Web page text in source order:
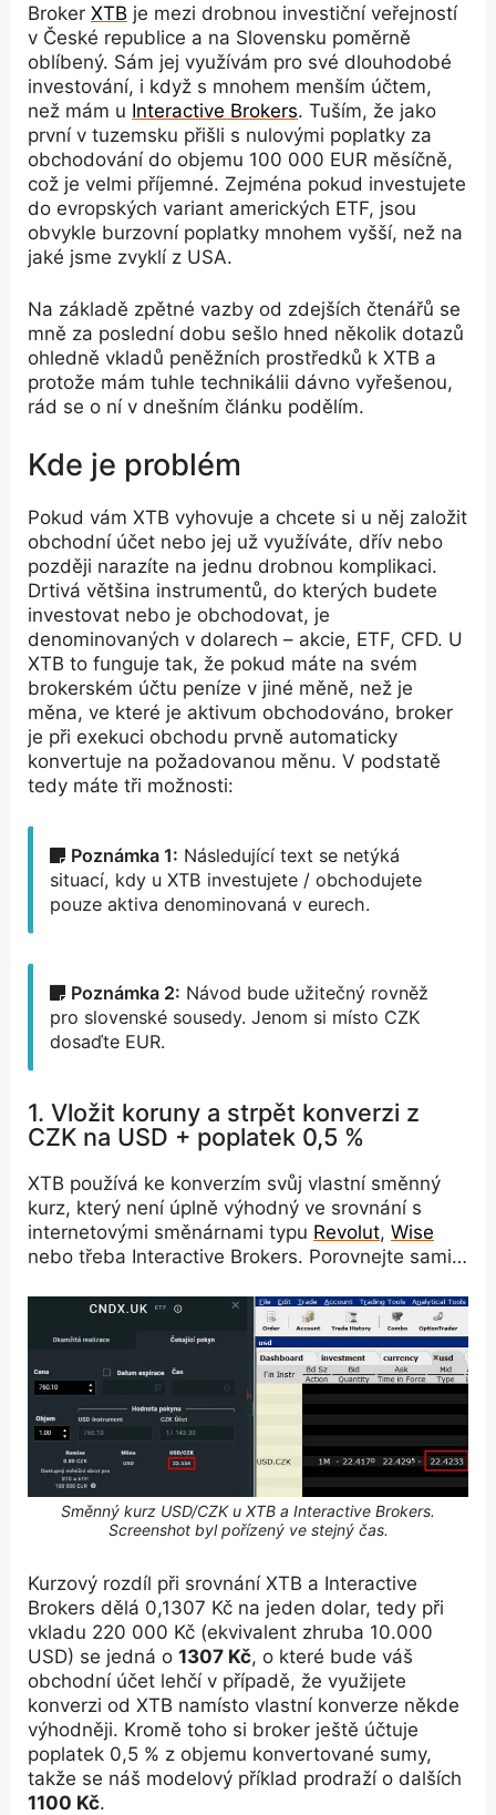
Broker XTB je mezi drobnou investiční veřejností
v České republice a na Slovensku poměrně
oblíbený. Sám jej využívám pro své dlouhodobé
investování, i když s mnohem menším účtem,
než mám u Interactive Brokers. Tuším, že jako
první v tuzemsku přišli s nulovými poplatky za
obchodování do objemu 100 000 EUR měsíčně,
což je velmi příjemné. Zejména pokud investujete
do evropských variant amerických ETF, jsou
obvykle burzovní poplatky mnohem vyšší, než na
jaké jsme zvyklí z USA.
Na základě zpětné vazby od zdejších čtenářů se
mně za poslední dobu sešlo hned několik dotazů
ohledně vkladů peněžních prostředků k XTB a
protože mám tuhle technikálii dávno vyřešenou,
rád se o ní v dnešním článku podělím.
Kde je problém
Pokud vám XTB vyhovuje a chcete si u něj založit
obchodní účet nebo jej už využíváte, dřív nebo
později narazíte na jednu drobnou komplikaci.
Drtivá většina instrumentů, do kterých budete
investovat nebo je obchodovat, je
denominovaných v dolarech – akcie, ETF, CFD. U
XTB to funguje tak, že pokud máte na svém
brokerském účtu peníze v jiné měně, než je
měna, ve které je aktivum obchodováno, broker
je při exekuci obchodu prvně automaticky
konvertuje na požadovanou měnu. V podstatě
tedy máte tři možnosti:
Poznámka 1: Následující text se netýká
situací, kdy u XTB investujete / obchodujete
pouze aktiva denominovaná v eurech.
Poznámka 2: Návod bude užitečný rovněž
pro slovenské sousedy. Jenom si místo CZK
dosaďte EUR.
1. Vložit koruny a strpět konverzi z
CZK na USD + poplatek 0,5 %
XTB používá ke konverzím svůj vlastní směnný
kurz, který není úplně výhodný ve srovnání s
internetovými směnárnami typu Revolut, Wise
nebo třeba Interactive Brokers. Porovnejte sami…
Směnný kurz USD/CZK u XTB a Interactive Brokers.
Screenshot byl pořízený ve stejný čas.
Kurzový rozdíl při srovnání XTB a Interactive
Brokers dělá 0,1307 Kč na jeden dolar, tedy při
vkladu 220 000 Kč (ekvivalent zhruba 10.000
USD) se jedná o 1307 Kč, o které bude váš
obchodní účet lehčí v případě, že využijete
konverzi od XTB namísto vlastní konverze někde
výhodněji. Kromě toho si broker ještě účtuje
poplatek 0,5 % z objemu konvertované sumy,
takže se náš modelový příklad prodraží o dalších
1100 Kč.